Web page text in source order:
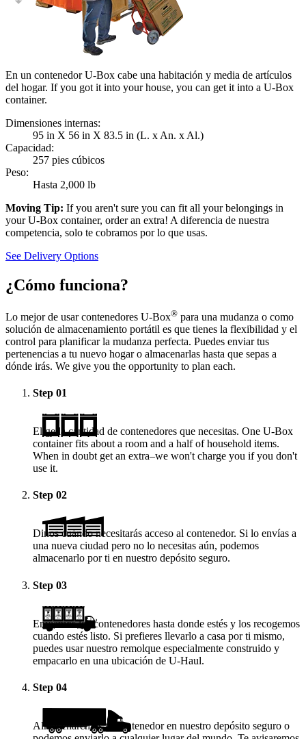
En un contenedor U-Box cabe una habitación y media de artículos
del hogar. If you got it into your house, you can get it into a U-Box
container.
Dimensiones internas:
95 in X 56 in X 83.5 in (L. x An. x Al.)
Capacidad:
257 pies cúbicos
Peso:
Hasta 2,000 lb
Moving Tip: If you aren't sure you can fit all your belongings in
yourU-Box container, order an extra! A diferencia de nuestra
competencia, solo te cobramos por lo que usas.
See Delivery Options
¿Cómo funciona?
Lo mejor de usar contenedores U-Box® para una mudanza o como
solución de almacenamiento portátil es que tienes la flexibilidad y el
control para planificar la mudanza perfecta. Puedes enviar tus
pertenencias a tu nuevo hogar o almacenarlas hasta que sepas a
dónde irás. We give you the opportunity to plan each.
Step 01
Elige la cantidad de contenedores que necesitas. One U-Box
container fits about a room and a half of household items.
When in doubt get an extra–we won't charge you if you don't
use it.
Step 02
Dinos cuándo necesitarás acceso al contenedor. Si lo envías a
una nueva ciudad pero no lo necesitas aún, podemos
almacenarlo por ti en nuestro depósito seguro.
Step 03
Enviamos los contenedores hasta donde estés y los recogemos
cuando estés listo. Si prefieres llevarlo a casa por ti mismo,
puedes usar nuestro remolque especialmente construido y
empacarlo en una ubicación de U-Haul.
Step 04
Almacenaremos tu contenedor en nuestro depósito seguro o